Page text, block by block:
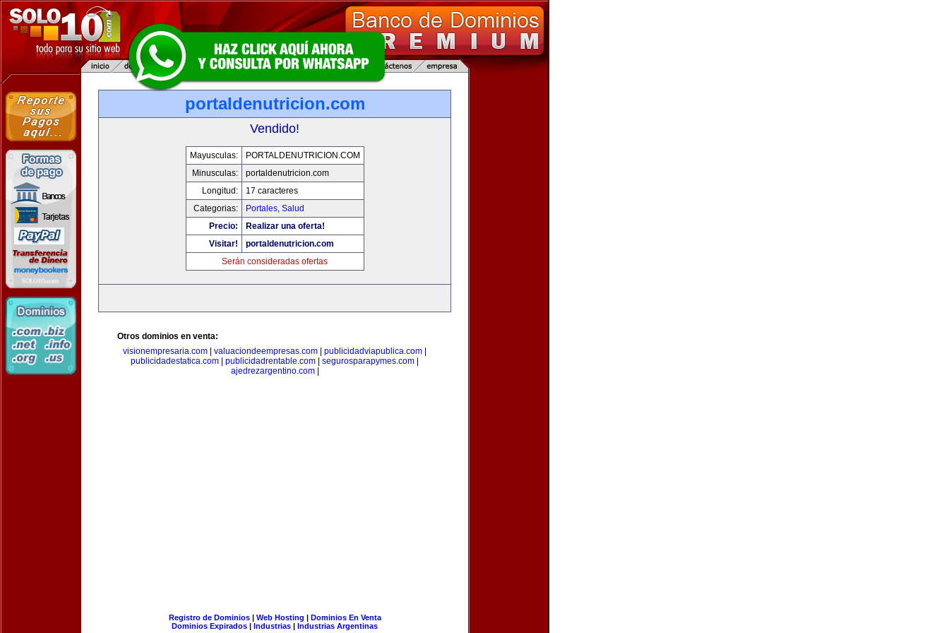
portaldenutricion.com
Vendido!
Mayusculas:
PORTALDENUTRICION.COM
Minusculas:
portaldenutricion.com
Longitud:
17 caracteres
Categorias:
Portales, Salud
Precio:
Realizar una oferta!
Visitar!
portaldenutricion.com
Serán consideradas ofertas
Otros dominios en venta:
visionempresaria.com
valuaciondeempresas.com publicidadviapublica.com
publicidadestatica.com
publicidadrentable.com segurosparapymes.com
ajedrezargentino.com|
Registro de Dominios| Web Hosting | Dominios En Venta
Dominios Expirados | Industrias | Industrias Argentinas